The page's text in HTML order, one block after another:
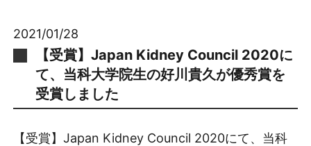
2021/01/28
【受賞】Japan Kidney Council 2020に
て、当科大学院生の好川貴久が優秀賞を
受賞しました
【受賞】Japan Kidney Council 2020にて、当科